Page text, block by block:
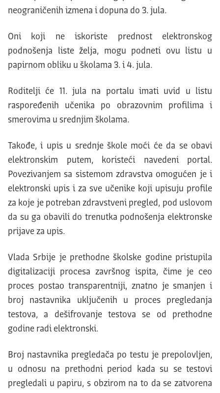
neograničenih izmena i dopuna do 3. jula.
Oni koji ne iskoriste prednost elektronskog
podnošenja liste želja, mogu podneti ovu listu u
papirnom obliku u školama 3. i 4. jula.
Roditelji će 11. jula na portalu imati uvid u listu
raspoređenih učenika po obrazovnim profilima i
smerovima u srednjim školama.
Takođe, i upis u srednje škole moći će da se obavi
elektronskim putem, koristeći navedeni portal.
Povezivanjem sa sistemom zdravstva omogućen je i
elektronski upis i za sve učenike koji upisuju profile
za koje je potreban zdravstveni pregled, pod uslovom
da su ga obavili do trenutka podnošenja elektronske
prijave za upis.
Vlada Srbije je prethodne školske godine pristupila
digitalizaciji procesa završnog ispita, čime je ceo
proces postao transparentniji, znatno je smanjen i
broj nastavnika uključenih u proces pregledanja
testova, a dešifrovanje testova se od prethodne
godine radi elektronski.
Broj nastavnika pregledača po testu je prepolovljen,
u odnosu na prethodni period kada su se testovi
pregledali u papiru, s obzirom na to da se zatvorena